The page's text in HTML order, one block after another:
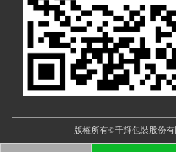
版權所有©千輝包裝股份有